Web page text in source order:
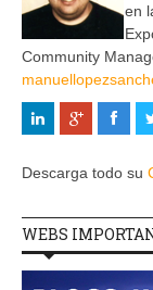
en
Community
Descarga todo su
WEBS